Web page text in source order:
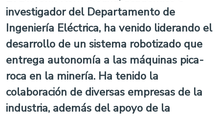
investigador del Departamento de
Ingeniería Eléctrica, ha venido liderando el
desarrollo de un sistema robotizado que
entrega autonomía a las máquinas pica-
roca en la minería. Ha tenido la
colaboración de diversas empresas de la
industria, además del apoyo de la